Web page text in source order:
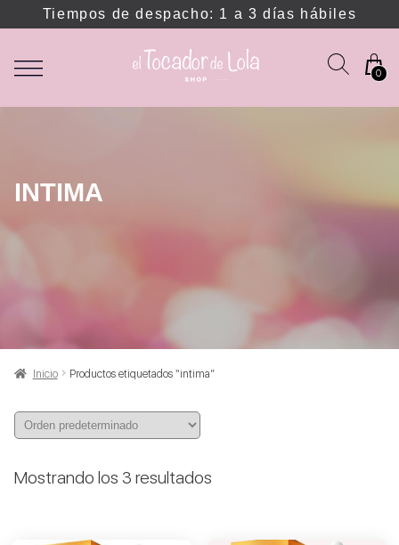
Tiempos de despacho: 1 a 3 días hábiles
0
INTIMA
Inicio Productos etiquetados “intima”
Mostrando los 3 resultados